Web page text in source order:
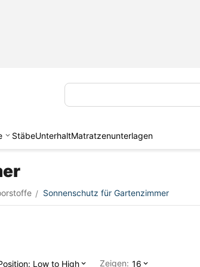
StäbeUnterhaltMatratzenunterlagen
/ Sonnenschutz für Gartenzimmer
Low to High Zeigen: 16